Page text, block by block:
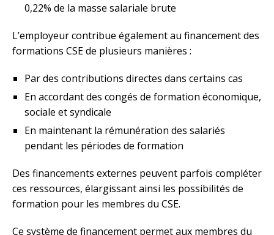
0,22% de la masse salariale brute
L’employeur contribue également au financement des
formations CSE de plusieurs manières :
Par des contributions directes dans certains cas
En accordant des congés de formation économique,
sociale et syndicale
En maintenant la rémunération des salariés
pendant les périodes de formation
Des financements externes peuvent parfois compléter
ces ressources, élargissant ainsi les possibilités de
formation pour les membres du CSE.
Ce système de financement permet aux membres du